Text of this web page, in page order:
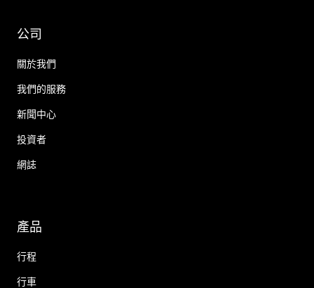
公司
關於我們
我們的服務
新聞中心
投資者
網誌
產品
行程
行車